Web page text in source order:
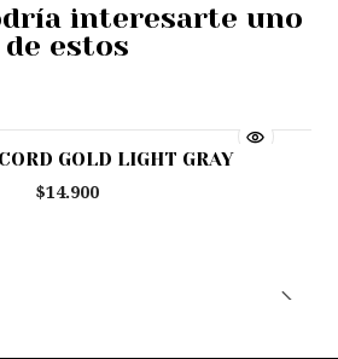
interesarte uno
de estos
GOLD LIGHT GRAY
$14.900